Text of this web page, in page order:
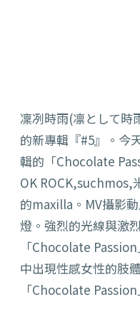
凜冽時雨(凛として時
的新專輯『#5』。今
輯的「Chocolate
OK ROCK,suchmos,
的maxilla。MV攝影
燈。強烈的光線與激
「Chocolate
中出現性感女性的肢
「Chocolate